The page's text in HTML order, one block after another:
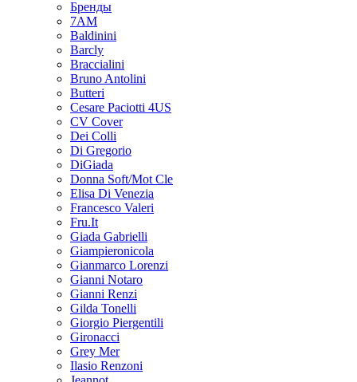
Бренды
7AM
Baldinini
Barcly
Braccialini
Bruno Antolini
Butteri
Cesare Paciotti 4US
CV Cover
Dei Colli
Di Gregorio
DiGiada
Donna Soft/Mot Cle
Elisa Di Venezia
Francesco Valeri
Fru.It
Giada Gabrielli
Giampieronicola
Gianmarco Lorenzi
Gianni Notaro
Gianni Renzi
Gilda Tonelli
Giorgio Piergentili
Gironacci
Grey Mer
Ilasio Renzoni